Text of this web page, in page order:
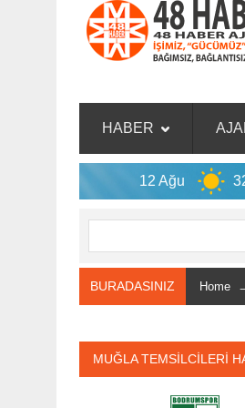
HABER
32°C
BURADASINIZ Home
MUĞLA TEMSİLCİLERİ